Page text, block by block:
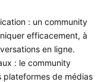
: un community
efficacement, à
en ligne.
: le community
de médias